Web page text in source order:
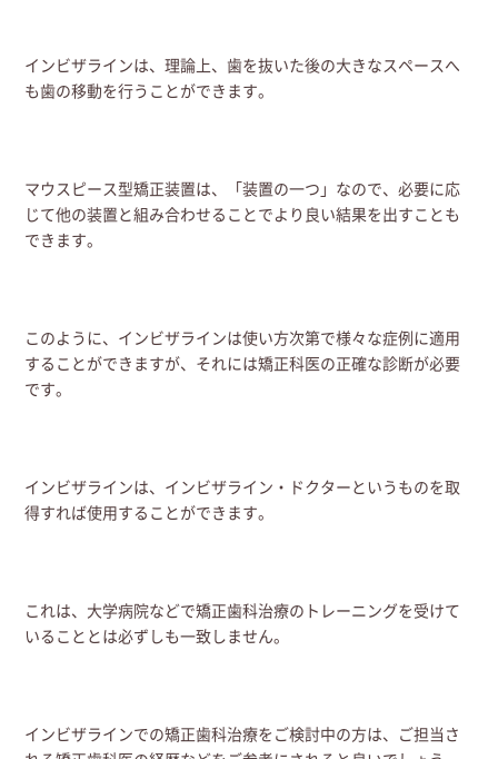
インビザラインは、理論上、歯を抜いた後の大きなスペースへ
も歯の移動を行うことができます。
マウスピース型矯正装置は、「装置の一つ」なので、必要に応
じて他の装置と組み合わせることでより良い結果を出すことも
できます。
このように、インビザラインは使い方次第で様々な症例に適用
することができますが、それには矯正科医の正確な診断が必要
です。
インビザラインは、インビザライン・ドクターというものを取
得すれば使用することができます。
これは、大学病院などで矯正歯科治療のトレーニングを受けて
いることとは必ずしも一致しません。
インビザラインでの矯正歯科治療をご検討中の方は、ご担当さ